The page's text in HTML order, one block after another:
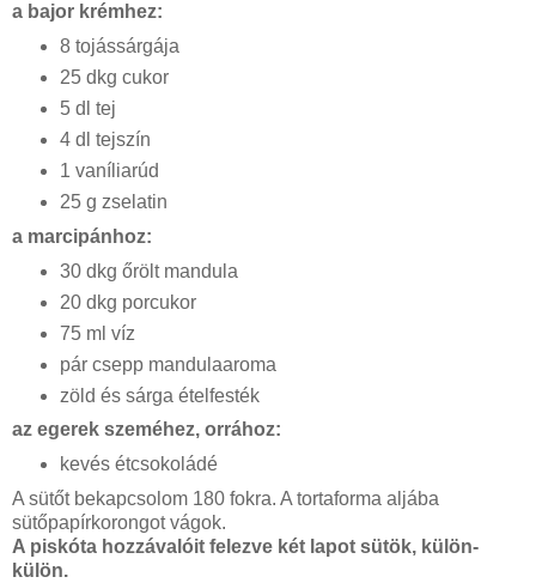
a bajor krémhez:
8 tojássárgája
25 dkg cukor
5 dl tej
4 dl tejszín
1 vaníliarúd
25 g zselatin
a marcipánhoz:
30 dkg őrölt mandula
20 dkg porcukor
75 ml víz
pár csepp mandulaaroma
zöld és sárga ételfesték
az egerek szeméhez, orrához:
kevés étcsokoládé
A sütőt bekapcsolom 180 fokra. A tortaforma aljába
sütőpapírkorongot vágok.
A piskóta hozzávalóit felezve két lapot sütök, külön-
külön.